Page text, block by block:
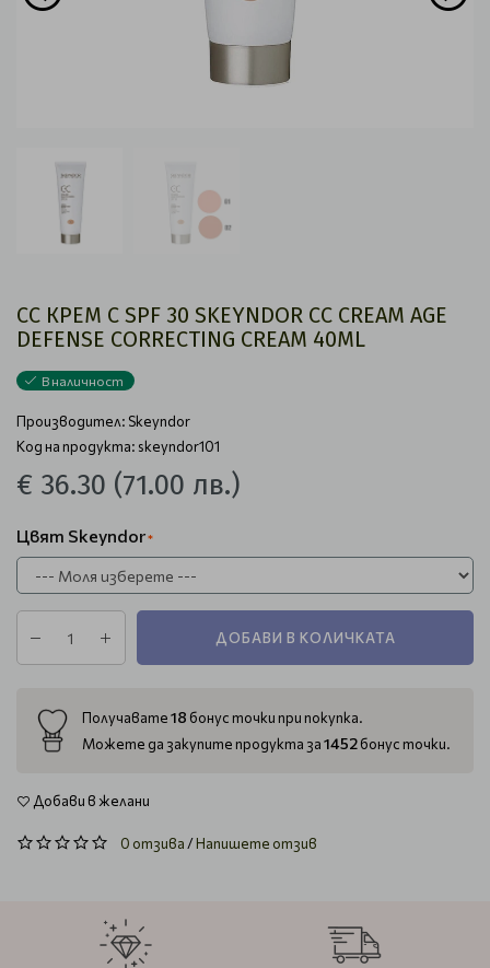
CC КРЕМ С SPF 30 SKEYNDOR CC CREAM AGE
DEFENSE CORRECTING CREAM 40ML
В наличност
Производител: Skeyndor
Код на продукта: skeyndor101
€ 36.30 (71.00 лв.)
Цвят Skeyndor
ДОБАВИ В КОЛИЧКАТА
Получавате18 бонус точки при покупка.
Можете да закупите продукта за1452бонус точки.
Добави в желани
0 отзива/Напишете отзив